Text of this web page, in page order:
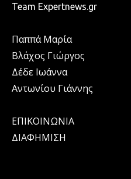
Team Expertnews.gr
Παππά Μαρία
Βλάχος Γιώργος
Δέδε Ιωάννα
Αντωνίου Γιάννης
ΕΠΙΚΟΙΝΩΝΙΑ
ΔΙΑΦΗΜΙΣΗ